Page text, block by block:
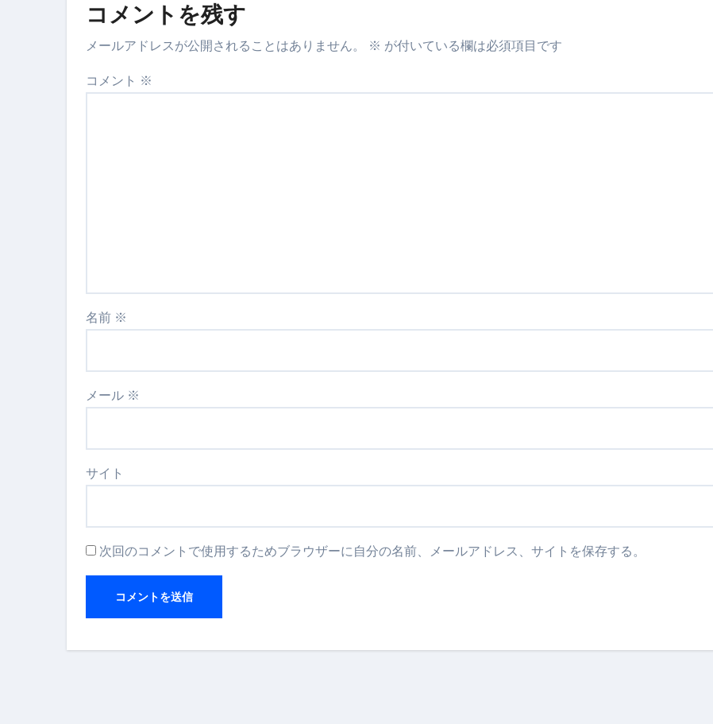
コメントを残す
メールアドレスが公開されることはありません。 ※ が付いている欄は必須項目です
コメント ※
名前 ※
メール ※
サイト
次回のコメントで使用するためブラウザーに自分の名前、メールアドレス、サイトを保存する。